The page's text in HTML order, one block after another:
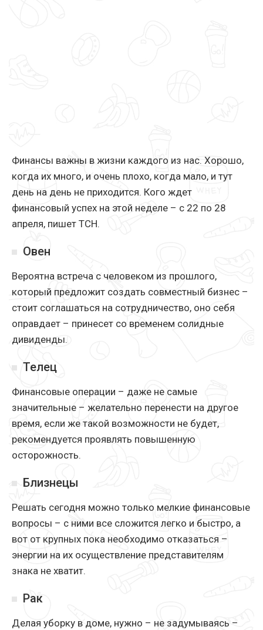
Финансы важны в жизни каждого из нас. Хорошо,
когда их много, и очень плохо, когда мало, и тут
день на день не приходится. Кого ждет
финансовый успех на этой неделе – с 22 по 28
апреля, пишет ТСН.
Овен
Вероятна встреча с человеком из прошлого,
который предложит создать совместный бизнес –
стоит соглашаться на сотрудничество, оно себя
оправдает – принесет со временем солидные
дивиденды.
Телец
Финансовые операции – даже не самые
значительные – желательно перенести на другое
время, если же такой возможности не будет,
рекомендуется проявлять повышенную
осторожность.
Близнецы
Решать сегодня можно только мелкие финансовые
вопросы – с ними все сложится легко и быстро, а
вот от крупных пока необходимо отказаться –
энергии на их осуществление представителям
знака не хватит.
Рак
Делая уборку в доме, нужно – не задумываясь –